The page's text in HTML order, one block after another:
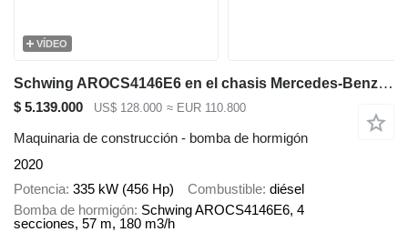
VÍDEO
Schwing AROCS4146E6 en el chasis Mercedes-Benz Actros
$ 5.139.000 US$ 128.000 ≈ EUR 110.800
Maquinaria de construcción - bomba de hormigón
2020
Potencia 335 kW (456 Hp) Combustible diésel
Bomba de hormigón Schwing AROCS4146E6, 4
secciones, 57 m, 180 m3/h